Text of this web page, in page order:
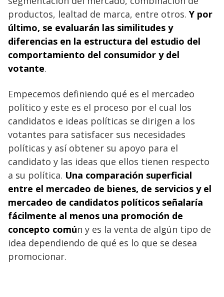
productos, lealtad de marca, entre otros. Y por
último, se evaluarán las similitudes y
diferencias en la estructura del estudio del
comportamiento del consumidor y del
votante.
Empecemos definiendo qué es el mercadeo
político y este es el proceso por el cual los
candidatos e ideas políticas se dirigen a los
votantes para satisfacer sus necesidades
políticas y así obtener su apoyo para el
candidato y las ideas que ellos tienen respecto
a su política. Una comparación superficial
entre el mercadeo de bienes, de servicios y el
mercadeo de candidatos políticos señalaría
fácilmente al menos una promoción de
concepto común y es la venta de algún tipo de
idea dependiendo de qué es lo que se desea
promocionar.